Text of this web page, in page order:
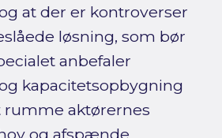
at der er kontroverser
løsning, som bør
anbefaler
kapacitetsopbygning
rumme aktørernes